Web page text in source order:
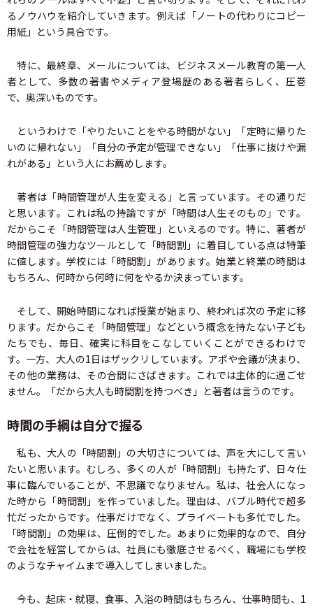
るノウハウを紹介していきます。例えば「ノートの代わりにコピー
用紙」という具合です。
特に、最終章、メールについては、ビジネスメール教育の第一人
者として、多数の著書やメディア登場歴のある著者らしく、圧巻
で、奥深いものです。
というわけで「やりたいことをやる時間がない」「定時に帰りた
いのに帰れない」「自分の予定が管理できない」「仕事に抜けや漏
れがある」という人にお薦めします。
著者は「時間管理が人生を変える」と言っています。その通りだ
と思います。これは私の持論ですが「時間は人生そのもの」です。
だからこそ「時間管理は人生管理」といえるのです。特に、著者が
時間管理の強力なツールとして「時間割」に着目している点は特筆
に値します。学校には「時間割」があります。始業と終業の時間は
もちろん、何時から何時に何をやるか決まっています。
そして、開始時間になれば授業が始まり、終われば次の予定に移
ります。だからこそ「時間管理」などという概念を持たない子ども
たちでも、毎日、確実に科目をこなしていくことができるわけで
す。一方、大人の1日はザックリしています。アポや会議が決まり、
その他の業務は、その合間にさばきます。これでは主体的に過ごせ
ません。「だから大人も時間割を持つべき」と著者は言うのです。
時間の手綱は自分で握る
私も、大人の「時間割」の大切さについては、声を大にして言い
たいと思います。むしろ、多くの人が「時間割」も持たず、日々仕
事に臨んでいることが、不思議でなりません。私は、社会人になっ
た時から「時間割」を作っていました。理由は、バブル時代で超多
忙だったからです。仕事だけでなく、プライベートも多忙でした。
「時間割」の効果は、圧倒的でした。あまりに効果的なので、自分
で会社を経営してからは、社員にも徹底させるべく、職場にも学校
のようなチャイムまで導入してしまいました。
今も、起床・就寝、食事、入浴の時間はもちろん、仕事時間も、1